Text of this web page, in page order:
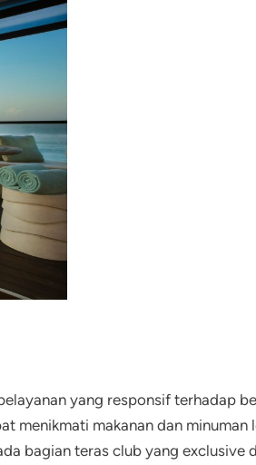
yang responsif terhadap
menikmati makanan dan
bagian teras club yang exclusive